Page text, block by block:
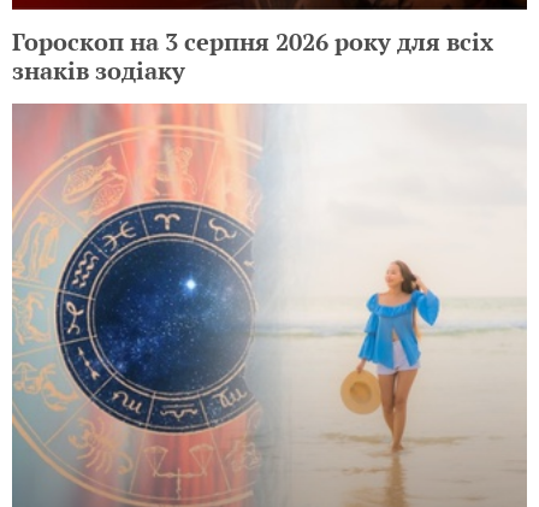
Гороскоп на 3 серпня 2026 року для всіх
знаків зодіаку